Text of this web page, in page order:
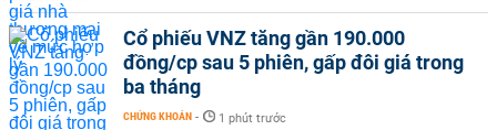
Cổ phiếu VNZ tăng gần 190.000
đồng/cp sau 5 phiên, gấp đôi giá trong
ba tháng
CHỨNG KHOÁN - 1 phút trước